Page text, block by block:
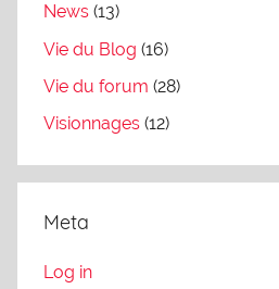
News (13)
Vie du Blog (16)
Vie du forum (28)
Visionnages (12)
Meta
Log in